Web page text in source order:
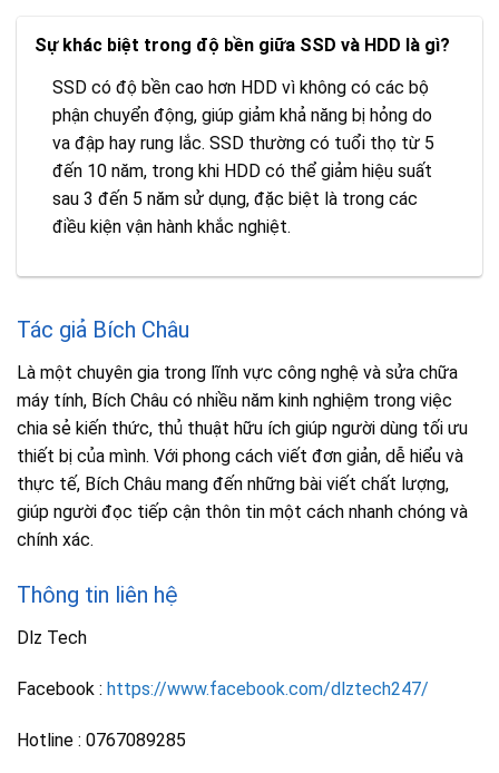
Sự khác biệt trong độ bền giữa SSD và HDD là gì?
SSD có độ bền cao hơn HDD vì không có các bộ
phận chuyển động, giúp giảm khả năng bị hỏng do
va đập hay rung lắc. SSD thường có tuổi thọ từ 5
đến 10 năm, trong khi HDD có thể giảm hiệu suất
sau 3 đến 5 năm sử dụng, đặc biệt là trong các
điều kiện vận hành khắc nghiệt.
Tác giả Bích Châu
Là một chuyên gia trong lĩnh vực công nghệ và sửa chữa
máy tính, Bích Châu có nhiều năm kinh nghiệm trong việc
chia sẻ kiến thức, thủ thuật hữu ích giúp người dùng tối ưu
thiết bị của mình. Với phong cách viết đơn giản, dễ hiểu và
thực tế, Bích Châu mang đến những bài viết chất lượng,
giúp người đọc tiếp cận thôn tin một cách nhanh chóng và
chính xác.
Thông tin liên hệ
Dlz Tech
Facebook : https://www.facebook.com/dlztech247/
Hotline : 0767089285